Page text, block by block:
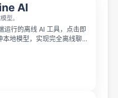
AI
型。
行的离线 AI 工具，点击即
本地模型，实现完全离线聊